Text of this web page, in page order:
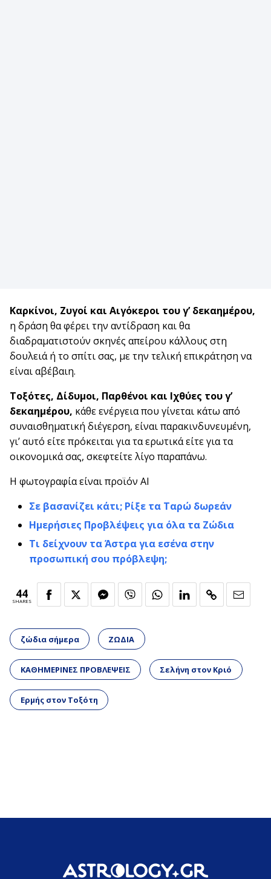
Καρκίνοι, Ζυγοί και Αιγόκεροι του γ’ δεκαημέρου,
η δράση θα φέρει την αντίδραση και θα
διαδραματιστούν σκηνές απείρου κάλλους στη
δουλειά ή το σπίτι σας, με την τελική επικράτηση να
είναι αβέβαιη.
Τοξότες, Δίδυμοι, Παρθένοι και Ιχθύες του γ’
δεκαημέρου, κάθε ενέργεια που γίνεται κάτω από
συναισθηματική διέγερση, είναι παρακινδυνευμένη,
γι’ αυτό είτε πρόκειται για τα ερωτικά είτε για τα
οικονομικά σας, σκεφτείτε λίγο παραπάνω.
Η φωτογραφία είναι προϊόν ΑΙ
Σε βασανίζει κάτι; Ρίξε τα Ταρώ δωρεάν
Ημερήσιες Προβλέψεις για όλα τα Ζώδια
Τι δείχνουν τα Άστρα για εσένα στην
προσωπική σου πρόβλεψη;
44
SHARES
ζώδια σήμερα ΖΩΔΙΑ
ΚΑΘΗΜΕΡΙΝΕΣ ΠΡΟΒΛΕΨΕΙΣ Σελήνη στον Κριό
Ερμής στον Τοξότη